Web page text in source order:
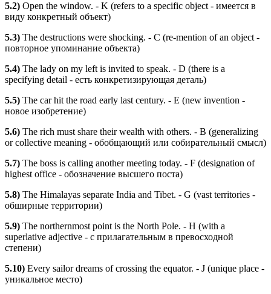
5.2) Open the window. - K (refers to a specific object - имеется в
виду конкретный объект)
5.3) The destructions were shocking. - C (re-mention of an object -
повторное упоминание объекта)
5.4) The lady on my left is invited to speak. - D (there is a
specifying detail - есть конкретизирующая деталь)
5.5) The car hit the road early last century. - E (new invention -
новое изобретение)
5.6) The rich must share their wealth with others. - B (generalizing
or collective meaning - обобщающий или собирательный смысл)
5.7) The boss is calling another meeting today. - F (designation of
highest office - обозначение высшего поста)
5.8) The Himalayas separate India and Tibet. - G (vast territories -
обширные территории)
5.9) The northernmost point is the North Pole. - H (with a
superlative adjective - с прилагательным в превосходной
степени)
5.10) Every sailor dreams of crossing the equator. - J (unique place -
уникальное место)